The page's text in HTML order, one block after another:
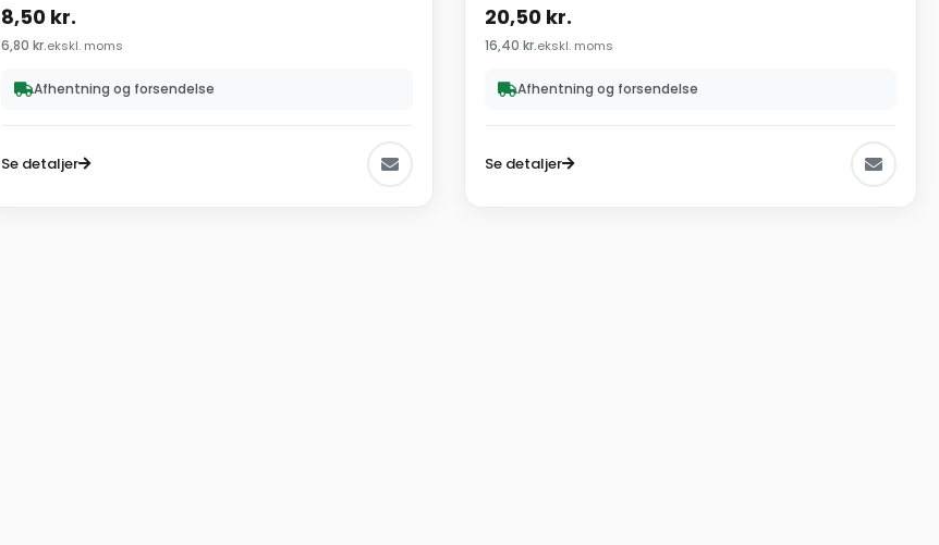
8,50 kr.
6,80 kr.ekskl. moms
Afhentning og forsendelse
Se detaljer
20,50 kr.
16,40 kr.ekskl. moms
Afhentning og forsendelse
Se detaljer